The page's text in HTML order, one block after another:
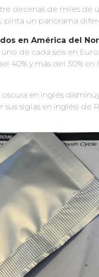
decenas de miles de
pinta un panorama
en América del
uno de cada seis en
40% y más del 30% en
en inglés
sus siglas en inglés) de